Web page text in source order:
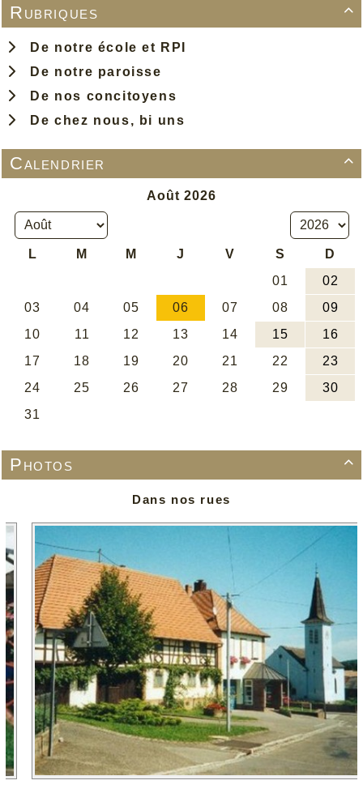

Rubriques
De notre école et RPI
De notre paroisse
De nos concitoyens
De chez nous, bi uns

Calendrier

Photos
Dans nos rues